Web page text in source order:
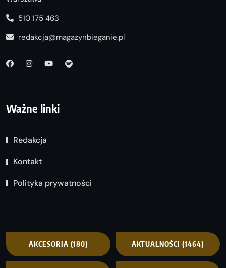
510 175 463
redakcja@magazynbieganie.pl
Ważne linki
Redakcja
Kontakt
Polityka prywatności
AKCESORIA (180) AKTUALNOŚCI (1464)